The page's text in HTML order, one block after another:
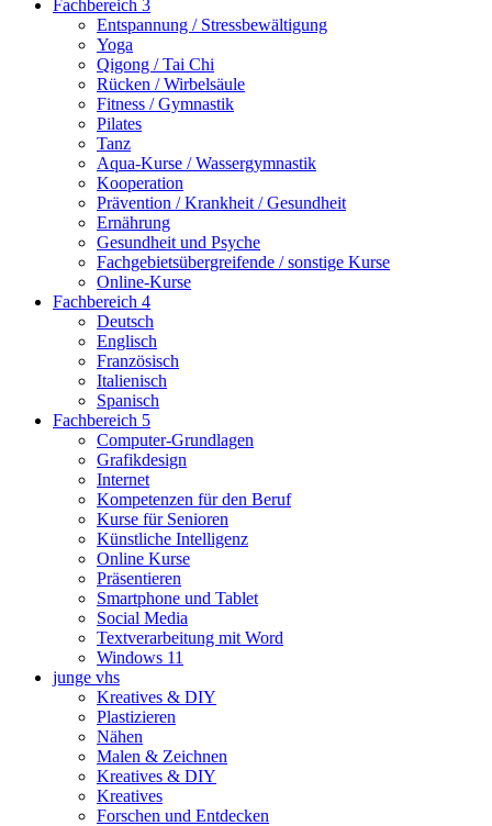
Fachbereich 3
Entspannung / Stressbewältigung
Yoga
Qigong / Tai Chi
Rücken / Wirbelsäule
Fitness / Gymnastik
Pilates
Tanz
Aqua-Kurse / Wassergymnastik
Kooperation
Prävention / Krankheit / Gesundheit
Ernährung
Gesundheit und Psyche
Fachgebietsübergreifende / sonstige Kurse
Online-Kurse
Fachbereich 4
Deutsch
Englisch
Französisch
Italienisch
Spanisch
Fachbereich 5
Computer-Grundlagen
Grafikdesign
Internet
Kompetenzen für den Beruf
Kurse für Senioren
Künstliche Intelligenz
Online Kurse
Präsentieren
Smartphone und Tablet
Social Media
Textverarbeitung mit Word
Windows 11
junge vhs
Kreatives & DIY
Plastizieren
Nähen
Malen & Zeichnen
Kreatives & DIY
Kreatives
Forschen und Entdecken